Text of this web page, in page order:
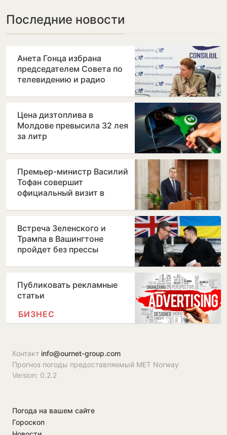
Последние новости
Анета Гонца избрана
председателем Совета по
телевидению и радио
Вицу
Цена дизтоплива в
Молдове превысила 32 лея
за литр
Премьер-министр Василий
Тофан совершит
официальный визит в
Встреча Зеленского и
Трампа в Вашингтоне
пройдет без прессы
Публиковать рекламные
статьи
БИЗНЕС
Контакт info@ournet-group.com
Прогноз погоды предоставляемый MET Norway
Version: 0.2.2
Погода на вашем сайте
Гороскоп